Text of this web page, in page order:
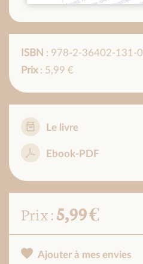
ISBN : 978-2-36402-131-0
Prix: 5,99 €
Le livre
Ebook-PDF
Prix :5,99 €
Ajouter à mes envies